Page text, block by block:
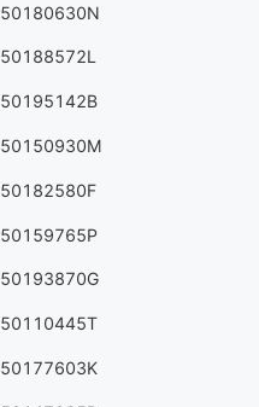
50180630N
50188572L
50195142B
50150930M
50182580F
50159765P
50193870G
50110445T
50177603K